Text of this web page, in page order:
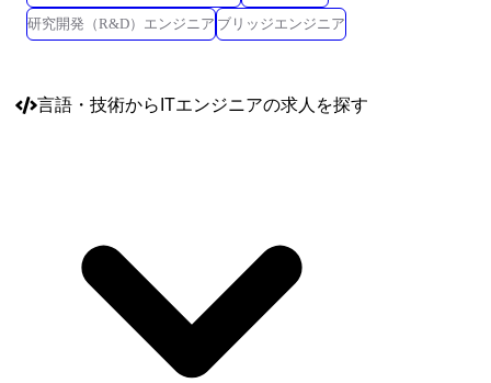
研究開発（R&D）エンジニア ブリッジエンジニア
言語・技術からITエンジニアの求人を探す